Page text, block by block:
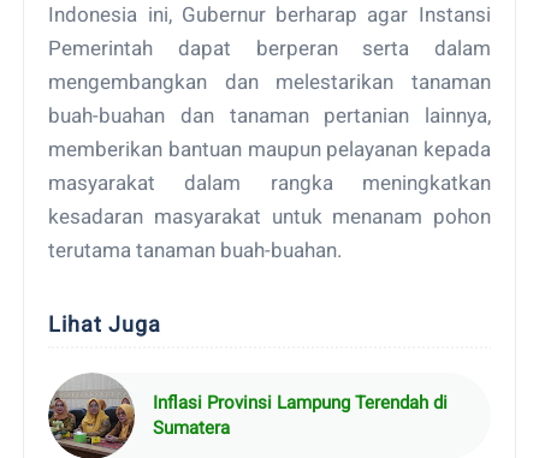
Indonesia ini, Gubernur berharap agar Instansi
Pemerintah dapat berperan serta dalam
mengembangkan dan melestarikan tanaman
buah-buahan dan tanaman pertanian lainnya,
memberikan bantuan maupun pelayanan kepada
masyarakat dalam rangka meningkatkan
kesadaran masyarakat untuk menanam pohon
terutama tanaman buah-buahan.
Lihat Juga
Inflasi Provinsi Lampung Terendah di
Sumatera